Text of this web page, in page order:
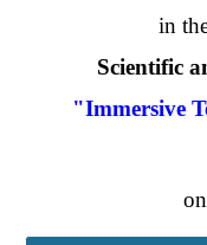
in
Scientific
"Immersive